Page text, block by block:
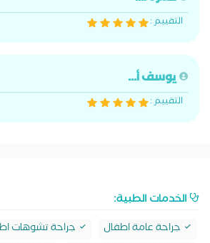
التقييم :
يوسف أ...
التقييم :
الخدمات الطبية:
جراحة عامة اطفال
جراحة تشوهات